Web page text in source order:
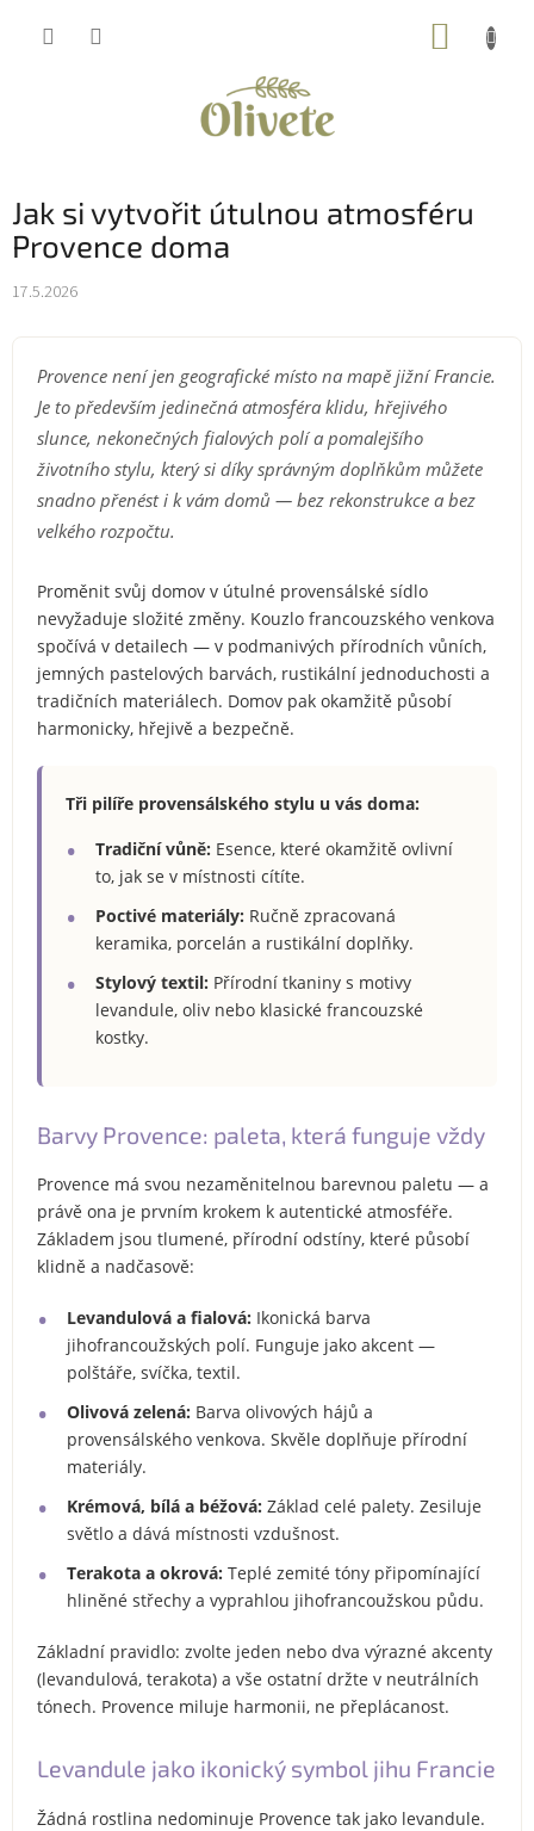
Jak si vytvořit útulnou atmosféru
Provence doma
17.5.2026
Provence není jen geografické místo na mapě jižní Francie.
Je to především jedinečná atmosféra klidu, hřejivého
slunce, nekonečných fialových polí a pomalejšího
životního stylu, který si díky správným doplňkům můžete
snadno přenést i k vám domů — bez rekonstrukce a bez
velkého rozpočtu.
Proměnit svůj domov v útulné provensálské sídlo
nevyžaduje složité změny. Kouzlo francouzského venkova
spočívá v detailech — v podmanivých přírodních vůních,
jemných pastelových barvách, rustikální jednoduchosti a
tradičních materiálech. Domov pak okamžitě působí
harmonicky, hřejivě a bezpečně.
Tři pilíře provensálského stylu u vás doma:
Tradiční vůně: Esence, které okamžitě ovlivní
to, jak se v místnosti cítíte.
Poctivé materiály: Ručně zpracovaná
keramika, porcelán a rustikální doplňky.
Stylový textil: Přírodní tkaniny s motivy
levandule, oliv nebo klasické francouzské
kostky.
Barvy Provence: paleta, která funguje vždy
Provence má svou nezaměnitelnou barevnou paletu — a
právě ona je prvním krokem k autentické atmosféře.
Základem jsou tlumené, přírodní odstíny, které působí
klidně a nadčasově:
Levandulová a fialová: Ikonická barva
jihofrancoužských polí. Funguje jako akcent —
polštáře, svíčka, textil.
Olivová zelená: Barva olivových hájů a
provensálského venkova. Skvěle doplňuje přírodní
materiály.
Krémová, bílá a béžová: Základ celé palety. Zesiluje
světlo a dává místnosti vzdušnost.
Terakota a okrová: Teplé zemité tóny připomínající
hliněné střechy a vyprahlou jihofrancoužskou půdu.
Základní pravidlo: zvolte jeden nebo dva výrazné akcenty
(levandulová, terakota) a vše ostatní držte v neutrálních
tónech. Provence miluje harmonii, ne přeplácanost.
Levandule jako ikonický symbol jihu Francie
Žádná rostlina nedominuje Provence tak jako levandule.